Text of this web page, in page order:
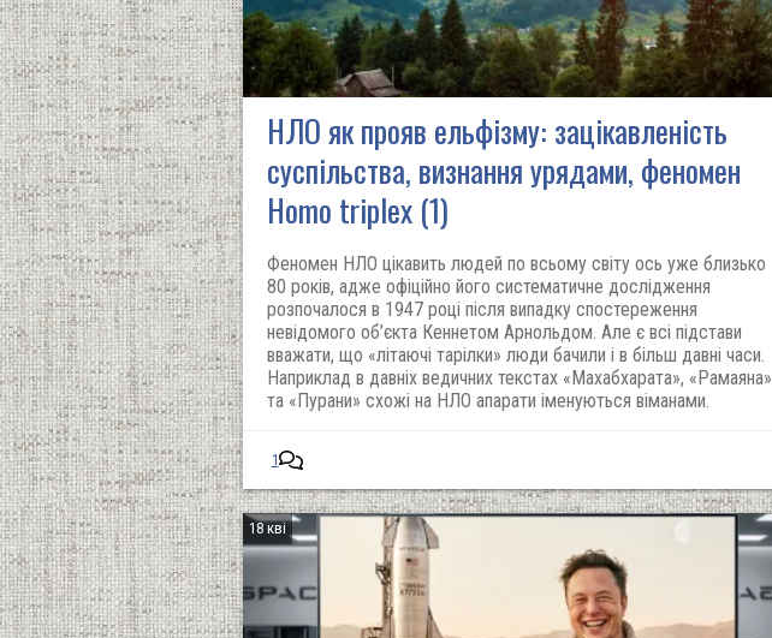
НЛО як прояв ельфізму: зацікавленість
суспільства, визнання урядами, феномен
Homo triplex (1)
Феномен НЛО цікавить людей по всьому світу ось уже близько
80 років, адже офіційно його систематичне дослідження
розпочалося в 1947 році після випадку спостереження
невідомого об’єкта Кеннетом Арнольдом. Але є всі підстави
вважати, що «літаючі тарілки» люди бачили і в більш давні часи.
Наприклад в давніх ведичних текстах «Махабхарата», «Рамаяна»
та «Пурани» схожі на НЛО апарати іменуються віманами.
1
18 кві